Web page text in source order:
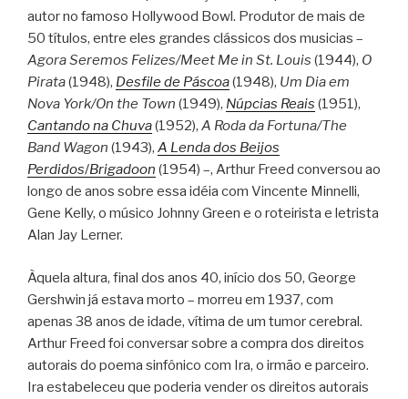
autor no famoso Hollywood Bowl. Produtor de mais de
50 títulos, entre eles grandes clássicos dos musicias –
Agora Seremos Felizes/Meet Me in St. Louis (1944), O
Pirata(1948), Desfile de Páscoa(1948), Um Dia em
Nova York/On the Town (1949), Núpcias Reais (1951),
Cantando na Chuva(1952), A Roda da Fortuna/The
Band Wagon (1943), A Lenda dos Beijos
Perdidos/Brigadoon (1954) –, Arthur Freed conversou ao
longo de anos sobre essa idéia com Vincente Minnelli,
Gene Kelly, o músico Johnny Green e o roteirista e letrista
Alan Jay Lerner.
Àquela altura, final dos anos 40, início dos 50, George
Gershwin já estava morto – morreu em 1937, com
apenas 38 anos de idade, vítima de um tumor cerebral.
Arthur Freed foi conversar sobre a compra dos direitos
autorais do poema sinfônico com Ira, o irmão e parceiro.
Ira estabeleceu que poderia vender os direitos autorais